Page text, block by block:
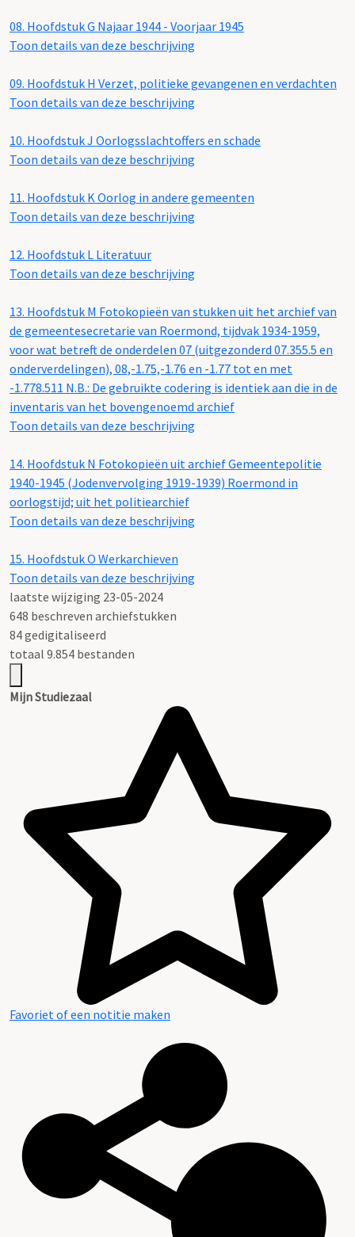
08. Hoofdstuk G Najaar 1944 - Voorjaar 1945
Toon details van deze beschrijving
09. Hoofdstuk H Verzet, politieke gevangenen en verdachten
Toon details van deze beschrijving
10. Hoofdstuk J Oorlogsslachtoffers en schade
Toon details van deze beschrijving
11. Hoofdstuk K Oorlog in andere gemeenten
Toon details van deze beschrijving
12. Hoofdstuk L Literatuur
Toon details van deze beschrijving
13. Hoofdstuk M Fotokopieën van stukken uit het archief van
de gemeentesecretarie van Roermond, tijdvak 1934-1959,
voor wat betreft de onderdelen 07 (uitgezonderd 07.355.5 en
onderverdelingen), 08,-1.75,-1.76 en -1.77 tot en met
-1.778.511 N.B.: De gebruikte codering is identiek aan die in de
inventaris van het bovengenoemd archief
Toon details van deze beschrijving
14. Hoofdstuk N Fotokopieën uit archief Gemeentepolitie
1940-1945 (Jodenvervolging 1919-1939) Roermond in
oorlogstijd; uit het politiearchief
Toon details van deze beschrijving
15. Hoofdstuk O Werkarchieven
Toon details van deze beschrijving
laatste wijziging 23-05-2024
648 beschreven archiefstukken
84 gedigitaliseerd
totaal 9.854 bestanden
Mijn Studiezaal
Favoriet of een notitie maken